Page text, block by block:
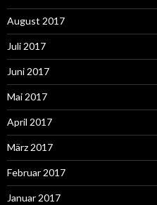
August 2017
Juli 2017
Juni 2017
Mai 2017
April 2017
März 2017
Februar 2017
Januar 2017